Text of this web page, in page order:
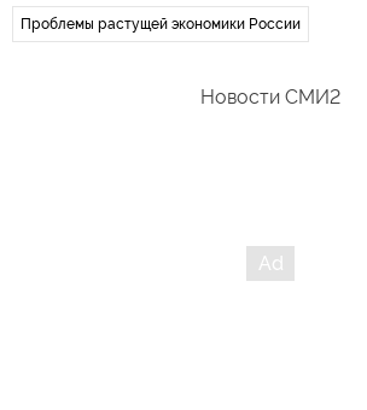
Проблемы растущей экономики России
Новости СМИ2